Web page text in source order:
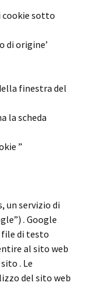
cookie sotto
di origine’
finestra del
la scheda
”
un servizio di
. Google
file di testo
al sito web
. Le
del sito web